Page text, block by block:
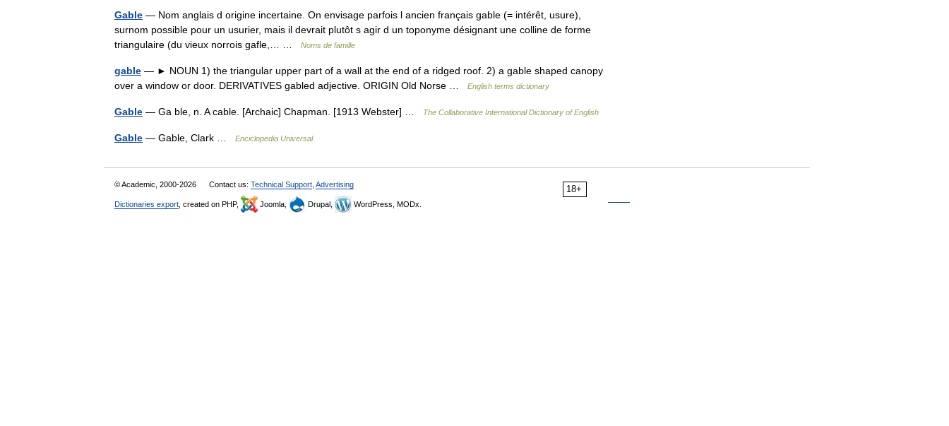
Gable — Nom anglais d origine incertaine. On envisage parfois l ancien français gable (= intérêt, usure),
surnom possible pour un usurier, mais il devrait plutôt s agir d un toponyme désignant une colline de forme
triangulaire (du vieux norrois gafle,… …
Noms de famille
gable — ► NOUN 1) the triangular upper part of a wall at the end of a ridged roof. 2) a gable shaped canopy
over a window or door. DERIVATIVES gabled adjective. ORIGIN Old Norse …
English terms dictionary
Gable — Ga ble, n. A cable. [Archaic] Chapman. [1913 Webster] … The Collaborative International Dictionary of English
Gable — Gable, Clark … Enciclopedia Universal
18+
© Academic, 2000-2026 Contact us: Technical Support Advertising
Dictionaries export , created on PHP, Joomla, Drupal, WordPress, MODx.